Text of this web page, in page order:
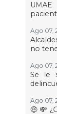
Ago 07,
no
Ago 07,
Se le
Ago 07,